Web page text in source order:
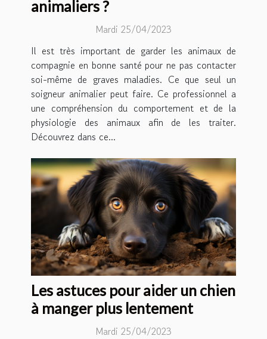
animaliers ?
Mardi 25/04/2023
Il est très important de garder les animaux de
compagnie en bonne santé pour ne pas contacter
soi-même de graves maladies. Ce que seul un
soigneur animalier peut faire. Ce professionnel a
une compréhension du comportement et de la
physiologie des animaux afin de les traiter.
Découvrez dans ce...
Les astuces pour aider un chien
à manger plus lentement
Mardi 25/04/2023